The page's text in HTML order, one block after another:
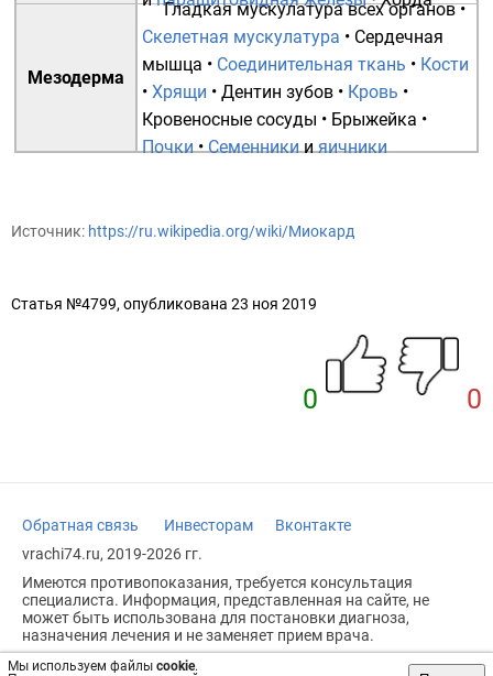
Мы используем файлы cookie.
Мезодерма
Гладкая мускулатуравсех органов •
Скелетная мускулатура • Сердечная
мышца • Соединительная ткань • Кости
• Хрящи • Дентин зубов • Кровь •
Кровеносные сосуды • Брыжейка •
Почки• Семенникиияичники
Источник: https://ru.wikipedia.org/wiki/Миокард
Статья №4799, опубликована 23 ноя 2019
0 0
Обратная связь Инвесторам
Вконтакте
vrachi74.ru, 2019-2026 гг.
Имеются противопоказания, требуется консультация
специалиста. Информация, представленная на сайте, не
может быть использована для постановки диагноза,
назначения лечения и не заменяет прием врача.
Возрастное ограничение: 18+